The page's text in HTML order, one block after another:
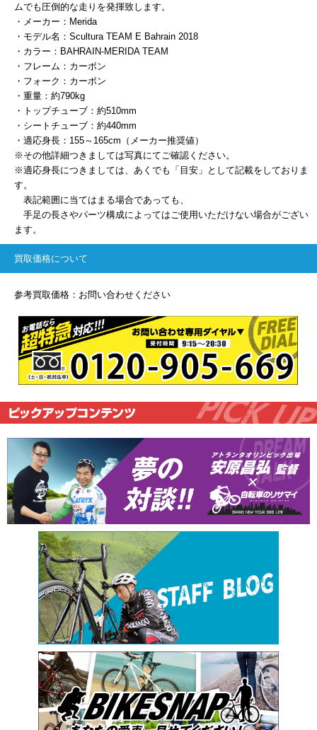
ムでも圧倒的な走りを発揮致します。
・メーカー：Merida
・モデル名：Scultura TEAM E Bahrain 2018
・カラー：BAHRAIN-MERIDA TEAM
・フレーム：カーボン
・フォーク：カーボン
・重量：約790kg
・トップチューブ：約510mm
・シートチューブ：約440mm
・適応身長：155～165cm（メーカー推奨値）
※その他詳細つきましては写真にてご確認ください。
※適応身長につきましては、あくでも「目安」として記載をしておりま
す。
表記範囲に当てはまる場合であっても、
手足の長さやパーツ構成によってはご使用いただけない場合がござい
ます。
買取価格について
参考買取価格：お問い合わせください